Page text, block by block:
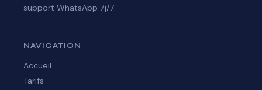
support WhatsApp 7j/7.
NAVIGATION
Accueil
Tarifs